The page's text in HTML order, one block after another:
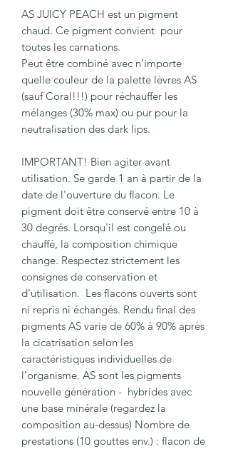
AS JUICY PEACH est un pigment
chaud. Ce pigment convient pour
toutes les carnations.
Peut être combiné avec n'importe
quelle couleur de la palette lèvres AS
(sauf Coral!!!) pour réchauffer les
mélanges (30% max) ou pur pour la
neutralisation des dark lips.
IMPORTANT! Bien agiter avant
utilisation. Se garde 1 an à partir de la
date de l'ouverture du flacon. Le
pigment doit être conservé entre 10 à
30 degrés. Lorsqu'il est congelé ou
chauffé, la composition chimique
change. Respectez strictement les
consignes de conservation et
d'utilisation. Les flacons ouverts sont
ni repris ni échangés. Rendu final des
pigments AS varie de 60% à 90% après
la cicatrisation selon les
caractéristiques individuelles de
l'organisme. AS sont les pigments
nouvelle génération - hybrides avec
une base minérale (regardez la
composition au-dessus) Nombre de
prestations (10 gouttes env.) : flacon de